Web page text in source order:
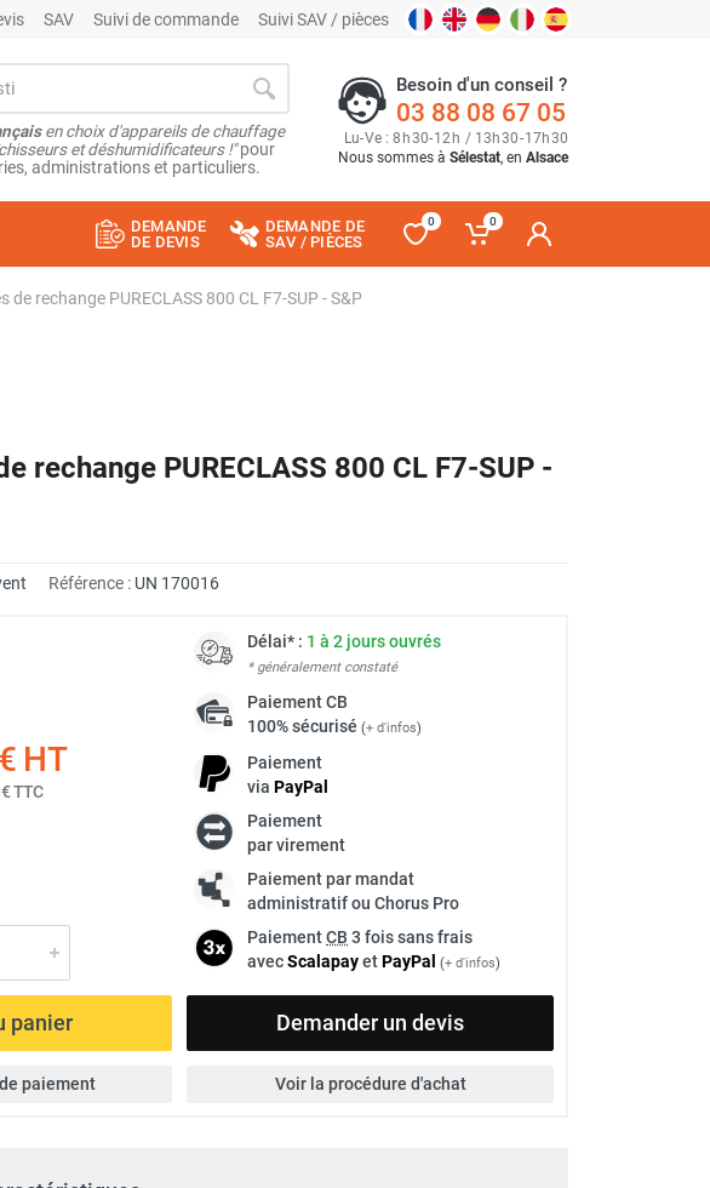
SAV Suivi de commande Suivi SAV / pièces
en choix d'appareils de chauffage
et déshumidificateurs !"pour
administrations et particuliers.
Besoin d'un conseil ?
03 88 08 67 05
Lu-Ve : 8h30-12h / 13h30-17h30
Nous sommes à Sélestat, en Alsace
DEMANDE
DE DEVIS
DEMANDE DE
SAV / PIÈCES
0 0
de rechange PURECLASS 800 CL F7-SUP - S&P
rechange PURECLASS 800 CL F7-SUP -
Référence : UN 170016
HT
TTC
Délai* : 1 à 2 jours ouvrés
* généralement constaté
PaiementCB
100% sécurisé (+ d'infos)
Paiement
via PayPal
Paiement
par virement
Paiement par mandat
administratif ou Chorus Pro
PaiementCB 3 fois sans frais
avecScalapayetPayPal (+ d'infos)
panier Demander un devis
paiement Voir la procédure d'achat